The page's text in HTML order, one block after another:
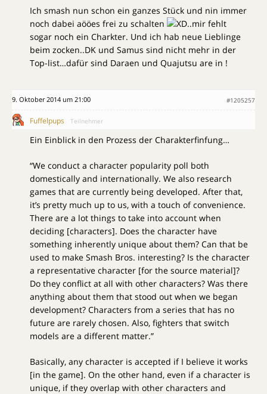
Ich smash nun schon ein ganzes Stück und nin immer
noch dabei aööes frei zu schalten
..mir fehlt
sogar noch ein Charkter. Und ich hab neue Lieblinge
beim zocken..DK und Samus sind nicht mehr in der
Top-list…dafür sind Daraen und Quajutsu are in !
9. Oktober 2014 um 21:00 #1205257
Fuffelpups Teilnehmer
Ein Einblick in den Prozess der Charakterfinfung…
“We conduct a character popularity poll both
domestically and internationally. We also research
games that are currently being developed. After that,
it’s pretty much up to us, with a touch of convenience.
There are a lot things to take into account when
deciding [characters]. Does the character have
something inherently unique about them? Can that be
used to make Smash Bros. interesting? Is the character
a representative character [for the source material]?
Do they conflict at all with other characters? Was there
anything about them that stood out when we began
development? Characters from a series that has no
future are rarely chosen. Also, fighters that switch
models are a different matter.”
Basically, any character is accepted if I believe it works
[in the game]. On the other hand, even if a character is
unique, if they overlap with other characters and